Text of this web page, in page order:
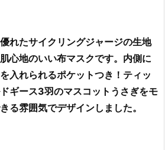
れたサイクリングジャージの生地
心地のいい布マスクです。内側に
入れられるポケットつき！ティッ
ギース3羽のマスコットうさぎをモ
る雰囲気でデザインしました。